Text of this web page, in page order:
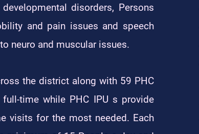
disorders, Persons
and pain issues and speech
neuro and muscular issues.
the district along with 59 PHC
time while PHC IPU s provide
visits for the most needed. Each